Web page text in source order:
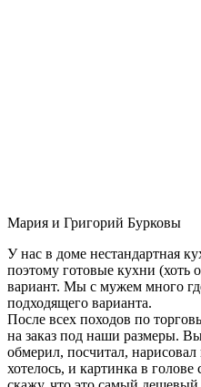
Мария и Григорий Бурковы
У нас в доме нестандартная
поэтому готовые кухни
вариант. Мы с мужем много
подходящего варианта.
После всех походов по
на заказ под наши размеры.
обмерил, посчитал,
хотелось, и картинка в